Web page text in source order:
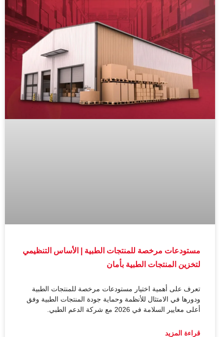
مستودعات مرخصة للمنتجات الطبية | الأساس التنظيمي
لتخزين المنتجات الطبية بأمان
تعرف على أهمية اختيار مستودعات مرخصة للمنتجات الطبية
ودورها في الامتثال للأنظمة وحماية جودة المنتجات الطبية وفق
أعلى معايير السلامة في 2026 مع شركة الدعم الطبي.
قراءة المزيد